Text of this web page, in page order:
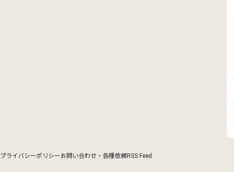
プライバシーポリシーお問い合わせ・各種依頼RSS Feed